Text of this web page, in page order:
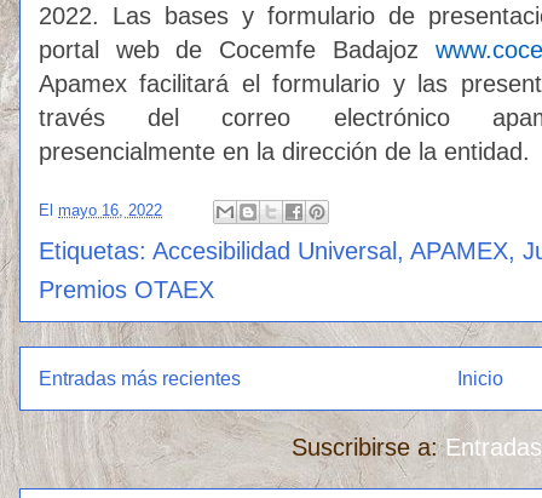
2022. Las bases y formulario de
portal web de Cocemfe Badajoz
Apamex facilitará el formulario y las
través del correo electrónico
presencialmente en la dirección de la entidad.
El mayo 16, 2022
Etiquetas: Accesibilidad Universal , APAMEX,
Premios OTAEX
Entradas más recientes Inicio
Suscribirse a: